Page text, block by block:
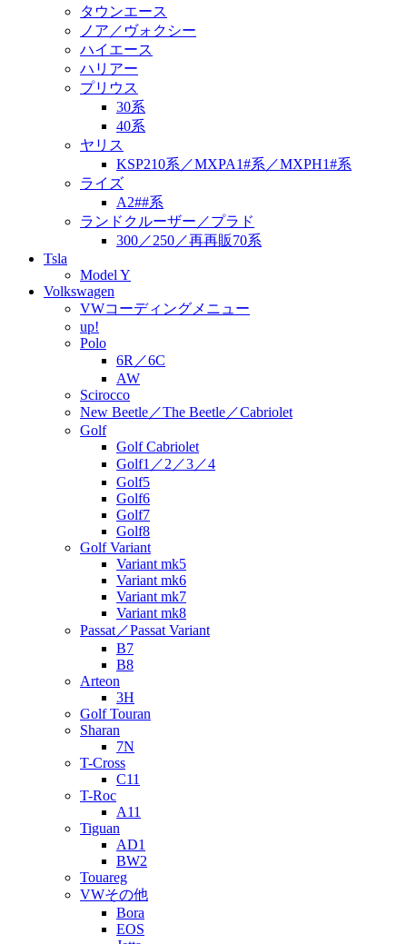
タウンエース
ノア／ヴォクシー
ハイエース
ハリアー
プリウス
30系
40系
ヤリス
KSP210系／MXPA1#系／MXPH1#系
ライズ
A2##系
ランドクルーザー／プラド
300／250／再再販70系
Tsla
Model Y
Volkswagen
VWコーディングメニュー
up!
Polo
6R／6C
AW
Scirocco
New Beetle／The Beetle／Cabriolet
Golf
Golf Cabriolet
Golf1／2／3／4
Golf5
Golf6
Golf7
Golf8
Golf Variant
Variant mk5
Variant mk6
Variant mk7
Variant mk8
Passat／Passat Variant
B7
B8
Arteon
3H
Golf Touran
Sharan
7N
T-Cross
C11
T-Roc
A11
Tiguan
AD1
BW2
Touareg
VWその他
Bora
EOS